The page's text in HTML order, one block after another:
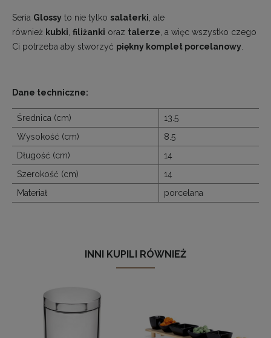
Seria Glossy to nie tylko salaterki , ale
również kubki filiżanki oraz talerze , a więc wszystko czego
Ci potrzeba aby stworzyć piękny komplet porcelanowy
Dane techniczne:
Średnica (cm)
13.5
Wysokość (cm)
8.5
Długość (cm)
14
Szerokość (cm)
14
Materiał
porcelana
INNI KUPILI RÓWNIEŻ